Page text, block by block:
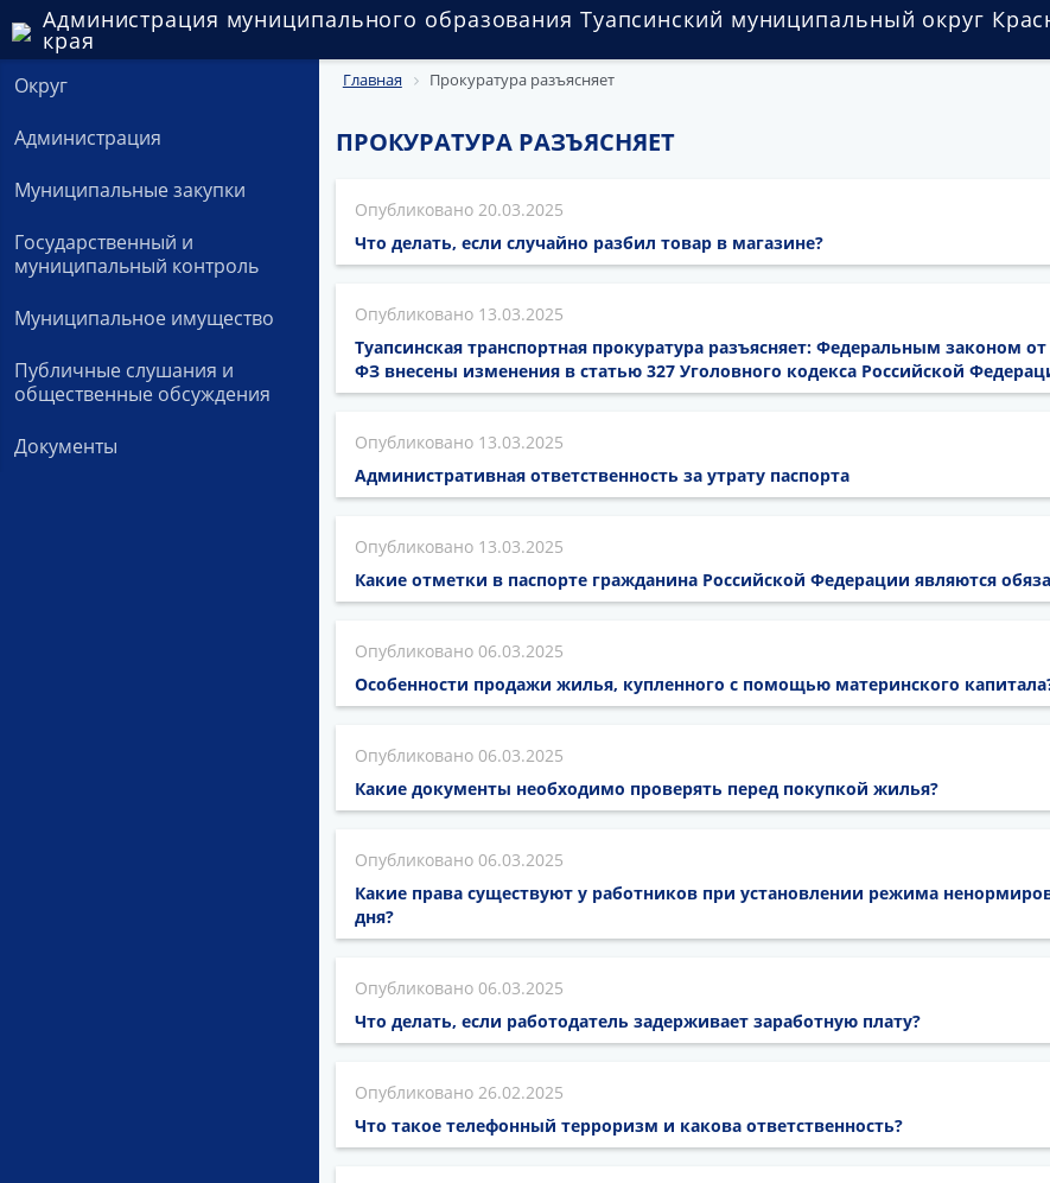
Администрация муниципального образования Туапсинский муниципальный округ
края
Округ
Администрация
Муниципальные закупки
Государственный и
муниципальный контроль
Муниципальное имущество
Публичные слушания и
общественные обсуждения
Документы
Главная Прокуратура разъясняет
ПРОКУРАТУРА РАЗЪЯСНЯЕТ
20.03.2025
Что делать, если случайно разбил товар в магазине?
13.03.2025
Туапсинская транспортная прокуратура разъясняет: Федеральным законом
ФЗ внесены изменения в статью 327 Уголовного кодекса Российской
13.03.2025
Административная ответственность за утрату паспорта
13.03.2025
Какие отметки в паспорте гражданина Российской Федерации являются
06.03.2025
Особенности продажи жилья, купленного с помощью материнского
06.03.2025
Какие документы необходимо проверять перед покупкой жилья?
06.03.2025
Какие права существуют у работников при установлении режима
дня?
06.03.2025
Что делать, если работодатель задерживает заработную плату?
26.02.2025
Что такое телефонный терроризм и какова ответственность?